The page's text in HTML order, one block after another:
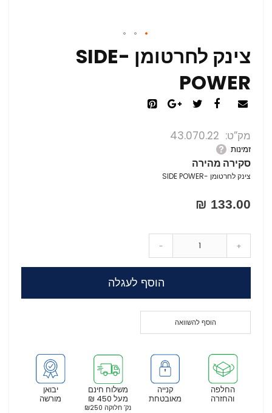
צינק לחרטומן -SIDE
POWER
מק”ט 43.070.22
זמינות
סקירה מהירה
צינק לחרטומן -SIDE POWER
133.00 ₪
- +
הוסף לעגלה
הוסף להשוואה
יבואן
מורשה
משלוח חינם
מעל 450 ₪
נק’ חלוקה ₪250
קנייה
מאובטחת
החלפה
והחזרה